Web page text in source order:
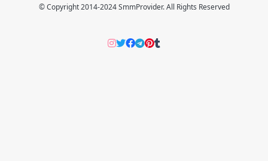
© Copyright 2014-2024 SmmProvider. All Rights Reserved
Instagram
Twitter
Facebook
Telegram
Pinterers
Tumblr